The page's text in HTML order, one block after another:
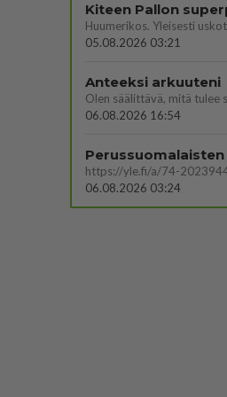
05.08.2026 03:21
Anteeksi arkuuteni
06.08.2026 16:54
06.08.2026 03:24